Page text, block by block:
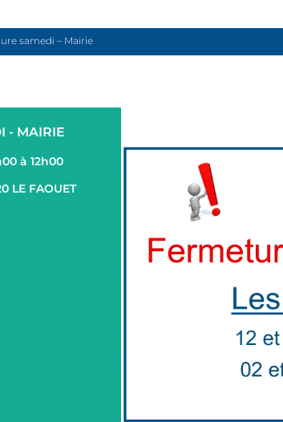
samedi – Mairie
- MAIRIE
à 12h00
LE FAOUET